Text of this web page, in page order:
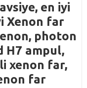
en iyi
Xenon far
photon
H7 ampul,
xenon far,
far